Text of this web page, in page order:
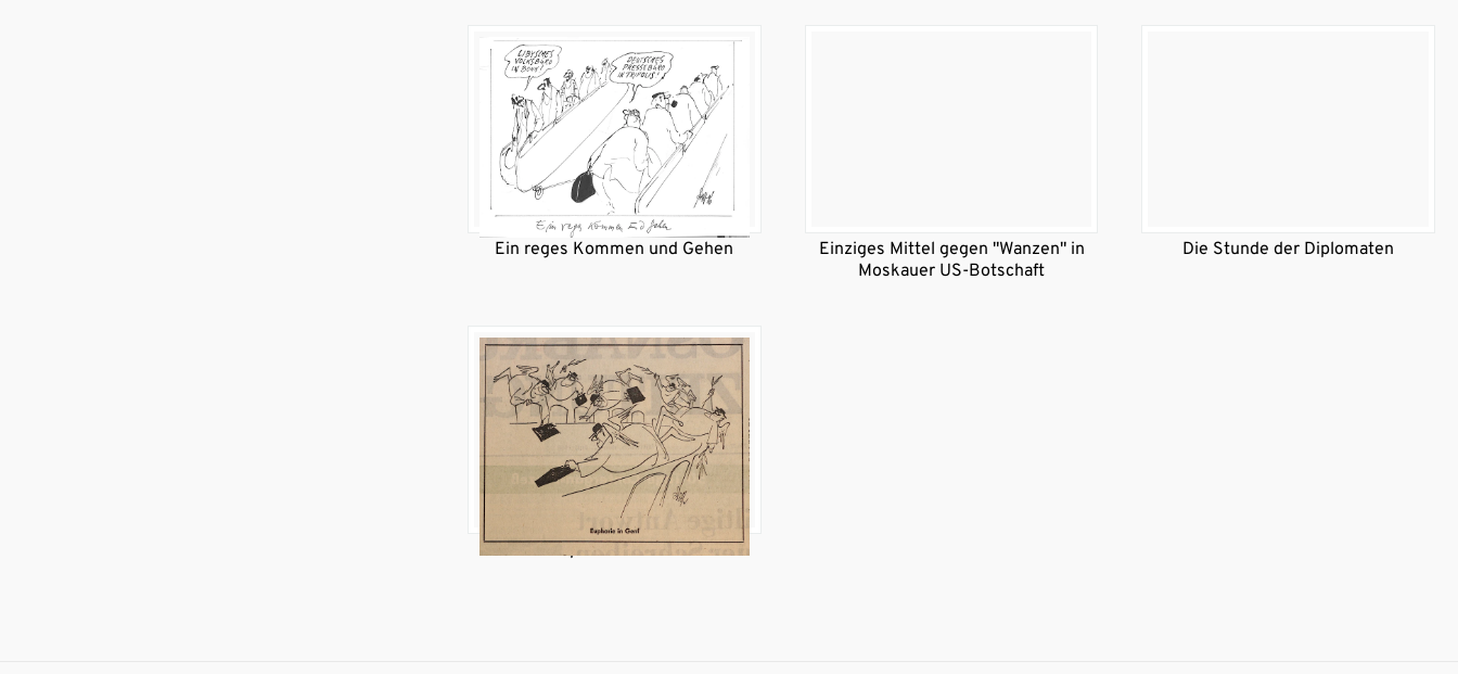
Ein reges Kommen und Gehen
Einziges Mittel gegen "Wanzen" in
Moskauer US-Botschaft
Die Stunde der Diplomaten
Euphorie in Genf